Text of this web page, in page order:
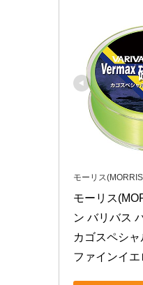
モーリス
モーリス
ン バリバス
カゴスペシ
ファインイエ